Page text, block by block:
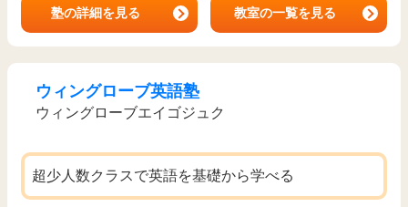
塾の詳細を見る 教室の一覧を見る
ウィングローブ英語塾
ウィングローブエイゴジュク
超少人数クラスで英語を基礎から学べる